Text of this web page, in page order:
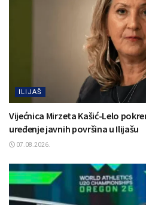
ILIJAŠ
Vijećnica Mirzeta Kašić-Lelo
uređenje javnih površina u Ilijašu
07.08.2026.